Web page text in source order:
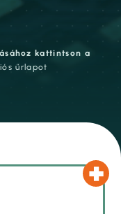
kattintson a
űrlapot